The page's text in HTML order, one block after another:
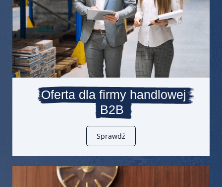
Oferta dla firmy handlowej
B2B
Sprawdź